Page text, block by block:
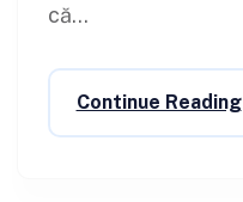
că...
Continue Reading